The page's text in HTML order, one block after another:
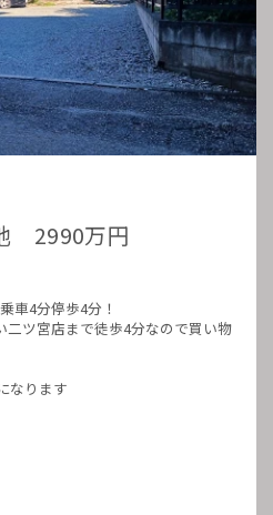
2990万円
車4分停歩4分！
二ツ宮店まで徒歩4分なので買い物
なります